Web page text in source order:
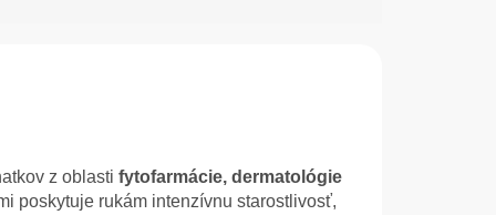
z oblasti fytofarmácie, dermatológie
poskytuje rukám intenzívnu starostlivosť,